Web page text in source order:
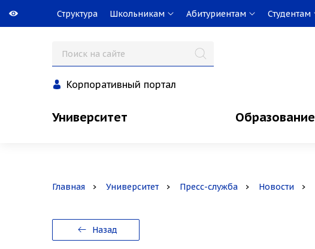
Структура Школьникам Абитуриентам Студентам
Корпоративный портал
Университет Образование
Главная Университет Пресс-служба Новости
Назад